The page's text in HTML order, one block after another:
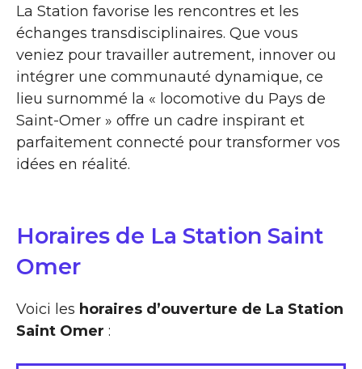
La Station favorise les rencontres et les
échanges transdisciplinaires. Que vous
veniez pour travailler autrement, innover ou
intégrer une communauté dynamique, ce
lieu surnommé la « locomotive du Pays de
Saint-Omer » offre un cadre inspirant et
parfaitement connecté pour transformer vos
idées en réalité.
Horaires de La Station Saint
Omer
Voici les horaires d’ouverture de La Station
Saint Omer :